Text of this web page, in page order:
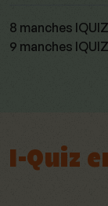
8 manches
9 manches
I-Quiz